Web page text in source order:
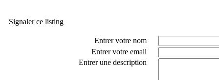
Signaler ce listing
Entrer votre nom
Entrer votre email
Entrer une description